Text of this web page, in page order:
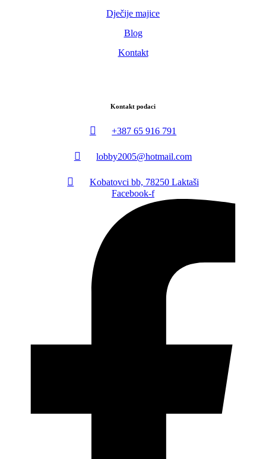
Dječije majice
Blog
Kontakt
Kontakt podaci
+387 65 916 791
lobby2005@hotmail.com
Kobatovci bb, 78250 Laktaši
Facebook-f